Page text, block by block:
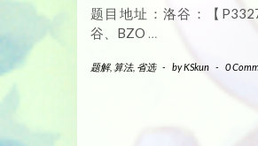
题目地址：洛谷：【
谷、BZO …
题解, 算法, 省选 - byKSkun - 0